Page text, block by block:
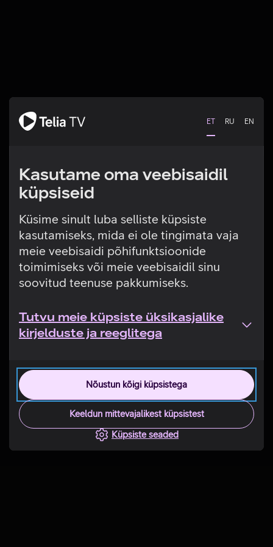
ET RU EN
Kasutame oma veebisaidil
küpsiseid
Küsime sinult luba selliste küpsiste
kasutamiseks, mida ei ole tingimata vaja
meie veebisaidi põhifunktsioonide
toimimiseks või meie veebisaidil sinu
soovitud teenuse pakkumiseks.
Tutvu meie küpsiste üksikasjalike
kirjelduste ja reeglitega
Nõustun kõigi küpsistega
Keeldun mittevajalikest küpsistest
Küpsiste seaded
Tehniline viga